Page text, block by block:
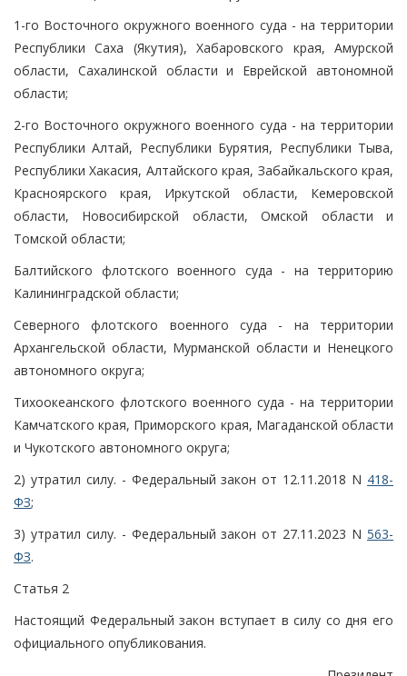
1-го Восточного окружного военного суда - на территории
Республики Саха (Якутия), Хабаровского края, Амурской
области, Сахалинской области и Еврейской автономной
области;
2-го Восточного окружного военного суда - на территории
Республики Алтай, Республики Бурятия, Республики Тыва,
Республики Хакасия, Алтайского края, Забайкальского края,
Красноярского края, Иркутской области, Кемеровской
области, Новосибирской области, Омской области и
Томской области;
Балтийского флотского военного суда - на территорию
Калининградской области;
Северного флотского военного суда - на территории
Архангельской области, Мурманской области и Ненецкого
автономного округа;
Тихоокеанского флотского военного суда - на территории
Камчатского края, Приморского края, Магаданской области
и Чукотского автономного округа;
2) утратил силу. - Федеральный закон от 12.11.2018 N 418-
ФЗ;
3) утратил силу. - Федеральный закон от 27.11.2023 N 563-
ФЗ.
Статья 2
Настоящий Федеральный закон вступает в силу со дня его
официального опубликования.